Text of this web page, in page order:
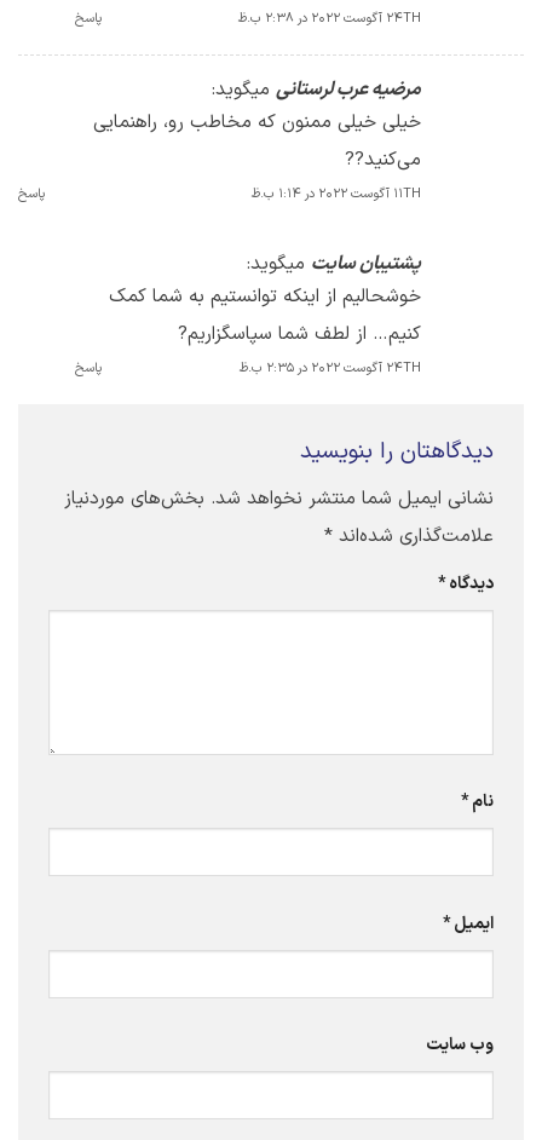
24TH آگوست 2022 در 2:38 ب.ظ پاسخ
مرضیه عرب لرستانی میگوید:
خیلی خیلی ممنون که مخاطب رو، راهنمایی
می‌کنید??
11TH آگوست 2022 در 1:14 ب.ظ پاسخ
پشتیبان سایت میگوید:
خوشحالیم از اینکه توانستیم به شما کمک
کنیم… از لطف شما سپاسگزاریم?
24TH آگوست 2022 در 2:35 ب.ظ پاسخ
دیدگاهتان را بنویسید
نشانی ایمیل شما منتشر نخواهد شد. بخش‌های موردنیاز
علامت‌گذاری شده‌اند *
دیدگاه*
نام*
ایمیل*
وب‌ سایت